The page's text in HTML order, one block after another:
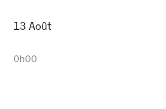
13 Août
0h00